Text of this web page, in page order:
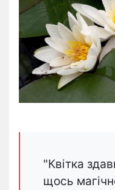
"Квітка
щось